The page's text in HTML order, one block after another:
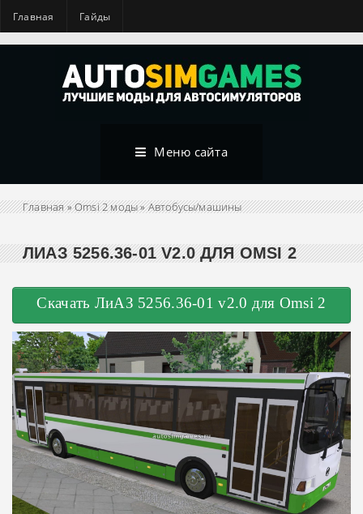
Главная Гайды
Меню сайта
Главная»Omsi 2 моды»Автобусы/машины
ЛИАЗ 5256.36-01 V2.0 ДЛЯ OMSI 2
Скачать ЛиАЗ 5256.36-01 v2.0 для Omsi 2